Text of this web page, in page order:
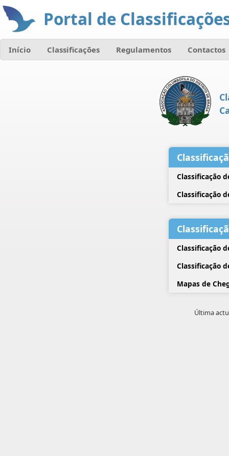
Portal de
Início Classificações Regulamentos Contactos
Classificação
Classificação
Classificação
Classificação
Mapas de
Última